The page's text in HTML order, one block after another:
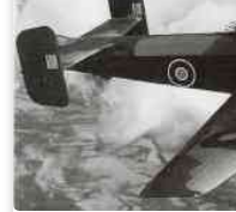
ontving de familie
herinneringen aan
commandant, het
moedige daad en
gebeurtenissen op
gedeelte van zijn